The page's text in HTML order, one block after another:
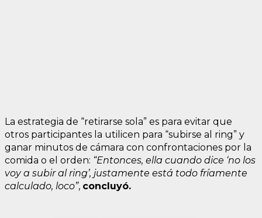
La estrategia de “retirarse sola” es para evitar que
otros participantes la utilicen para “subirse al ring” y
ganar minutos de cámara con confrontaciones por la
comida o el orden: “Entonces, ella cuando dice ‘no los
voy a subir al ring’, justamente está todo fríamente
calculado, loco”, concluyó.